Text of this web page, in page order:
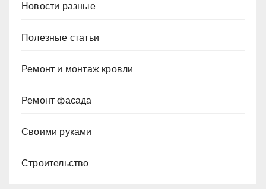
Новости разные
Полезные статьи
Ремонт и монтаж кровли
Ремонт фасада
Своими руками
Строительство